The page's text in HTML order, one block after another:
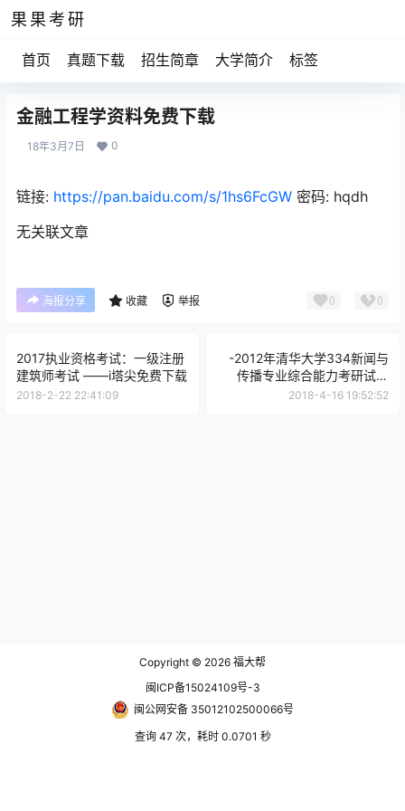
果果考研
首页 真题下载 招生简章 大学简介 标签
金融工程学资料免费下载
18年3月7日 0
链接: https://pan.baidu.com/s/1hs6FcGW 密码: hqdh
无关联文章
海报分享 收藏 举报 0 0
2017执业资格考试：一级注册
建筑师考试 ——i塔尖免费下载
2018-2-22 22:41:09
-2012年清华大学334新闻与
传播专业综合能力考研试题
（回忆版）.pdf
2018-4-16 19:52:52
Copyright © 2026 福大帮
闽ICP备15024109号-3
闽公网安备 35012102500066号
查询 47 次，耗时 0.0701 秒